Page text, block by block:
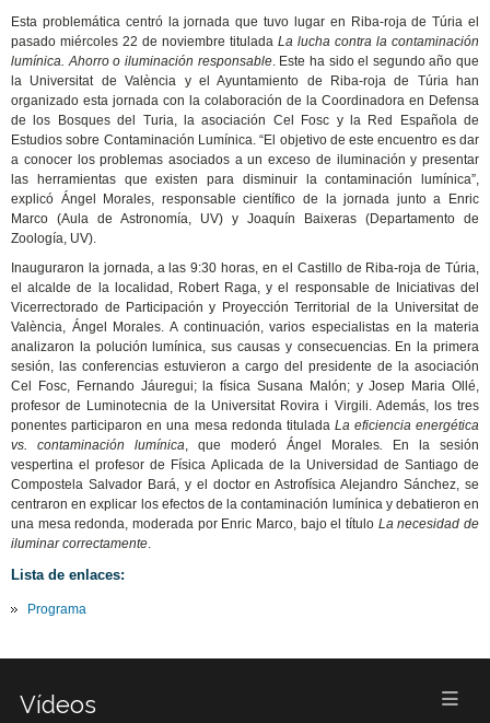
Esta problemática centró la jornada que tuvo lugar en Riba-roja de Túria el
pasado miércoles 22 de noviembre tituladaLa lucha contra la contaminación
lumínica. Ahorro o iluminación responsable. Este ha sido el segundo año que
la Universitat de València y el Ayuntamiento de Riba-roja de Túria han
organizado esta jornada con la colaboración de la Coordinadora en Defensa
de los Bosques del Turia, la asociación Cel Fosc y la Red Española de
Estudios sobre Contaminación Lumínica. “El objetivo de este encuentro es dar
a conocer los problemas asociados a un exceso de iluminación y presentar
las herramientas que existen para disminuir la contaminación lumínica”,
explicó Ángel Morales, responsable científico de la jornada junto a Enric
Marco (Aula de Astronomía, UV) y Joaquín Baixeras (Departamento de
Zoología, UV).
Inauguraron la jornada, a las 9:30 horas, en el Castillo de Riba-roja de Túria,
el alcalde de la localidad, Robert Raga, y el responsable de Iniciativas del
Vicerrectorado de Participación y Proyección Territorial de la Universitat de
València, Ángel Morales. A continuación, varios especialistas en la materia
analizaron la polución lumínica, sus causas y consecuencias. En la primera
sesión, las conferencias estuvieron a cargo del presidente de la asociación
Cel Fosc, Fernando Jáuregui; la física Susana Malón; y Josep Maria Ollé,
profesor de Luminotecnia de la Universitat Rovira i Virgili. Además, los tres
ponentes participaron en una mesa redonda titulada La eficiencia energética
vs. contaminación lumínica, que moderó Ángel Morales.
En la sesión
vespertina el profesor de Física Aplicada de la Universidad de Santiago de
Compostela Salvador Bará, y el doctor en Astrofísica Alejandro Sánchez, se
centraron en explicar los efectos de la contaminación lumínica y debatieron en
una mesa redonda, moderada por Enric Marco, bajo el título La necesidad de
iluminar correctamente.
Lista de enlaces:
Programa
Vídeos